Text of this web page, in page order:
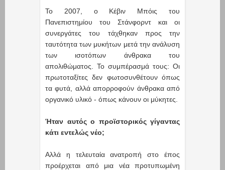
Το 2007, ο Κέβιν Μπόις του
Πανεπιστημίου του Στάνφορντ και οι
συνεργάτες του τάχθηκαν προς την
ταυτότητα των μυκήτων μετά την ανάλυση
των ισοτόπων άνθρακα του
απολιθώματος. Το συμπέρασμά τους: Οι
πρωτοταξίτες δεν φωτοσυνθέτουν όπως
τα φυτά, αλλά απορροφούν άνθρακα από
οργανικό υλικό - όπως κάνουν οι μύκητες.
Ήταν αυτός ο προϊστορικός γίγαντας
κάτι εντελώς νέο;
Αλλά η τελευταία ανατροπή στο έπος
προέρχεται από μια νέα προτυπωμένη